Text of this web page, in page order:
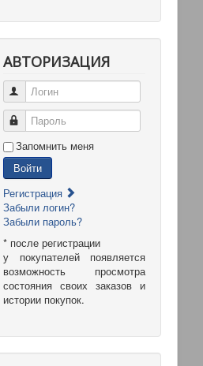
АВТОРИЗАЦИЯ
Логин
Пароль
Запомнить меня
Войти
Регистрация
Забыли логин?
Забыли пароль?
* после регистрации
у покупателей появляется
возможность просмотра
состояния своих заказов и
истории покупок.